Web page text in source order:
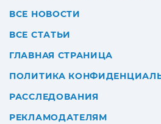
ВСЕ НОВОСТИ
ВСЕ СТАТЬИ
ГЛАВНАЯ СТРАНИЦА
ПОЛИТИКА
РАССЛЕДОВАНИЯ
РЕКЛАМОДАТЕЛЯМ